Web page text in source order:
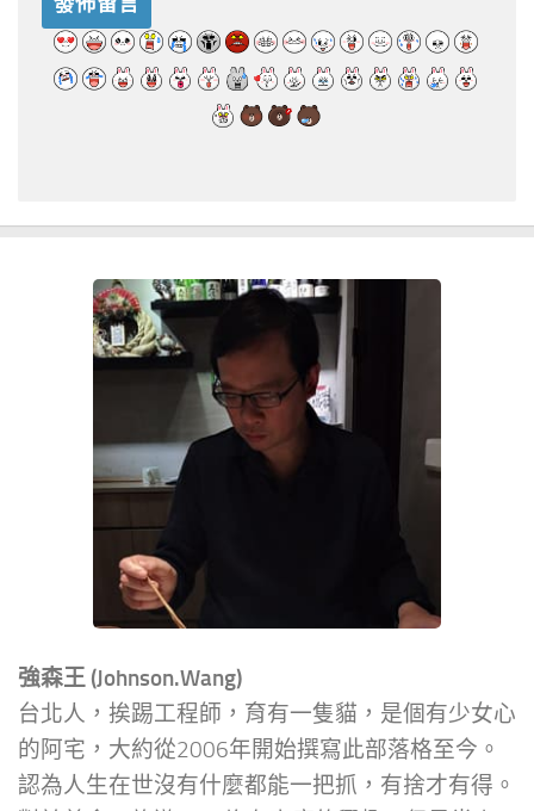
強森王 (Johnson.Wang)
台北人，挨踢工程師，育有一隻貓，是個有少女心
的阿宅，大約從2006年開始撰寫此部落格至今。
認為人生在世沒有什麼都能一把抓，有捨才有得。